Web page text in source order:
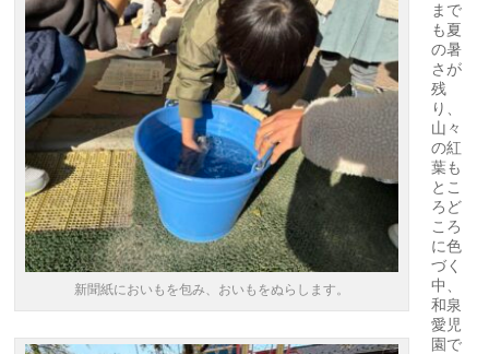
新聞紙においもを包み、おいもをぬらします。
まで
も夏
の暑
さが
残
り、
山々
の紅
葉も
とこ
ろど
ころ
に色
づく
中、
和泉
愛児
園で